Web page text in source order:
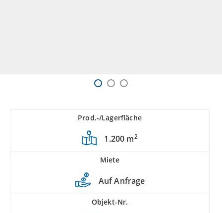
Prod.-/Lagerfläche
1.200 m2
Miete
Auf Anfrage
Objekt-Nr.